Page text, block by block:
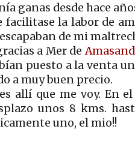
ganas desde hace
facilitase la labor de
de mi
a Mer de
puesto a la venta
a muy buen precio.
allí que me voy. En
unos 8 kms.
uno, el mio!!